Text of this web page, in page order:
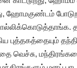
ஹோமகுண்டம்
புத்தகத்தையும்
வெச்சு,